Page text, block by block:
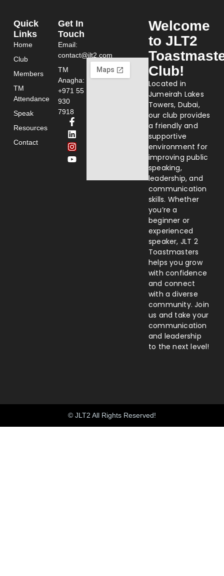
Welcome
to JLT2
Club!
Located in
Jumeirah Lakes
Towers, Dubai,
our club provides
a friendly and
supportive
environment for
improving public
speaking,
leadership, and
communication
skills. Whether
you’re a
beginner or
experienced
speaker, JLT 2
Toastmasters
helps you grow
with confidence
and connect
with a diverse
community. Join
us and take your
communication
and leadership
to the next level!
Quick
Links
Home
Club
Members
TM
Attendance
Speak
Resources
Contact
Get In
Touch
Email:
contact@jlt2.com
TM
Anagha:
+971 55
930
7918
© JLT2 All Rights Reserved!